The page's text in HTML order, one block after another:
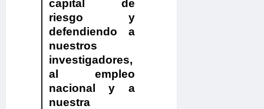
capital de
riesgo y
defendiendo a
nuestros
investigadores,
al empleo
nacional y a
nuestra